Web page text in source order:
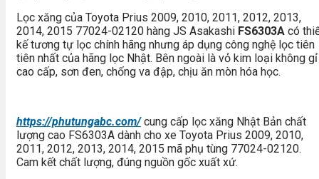
Lọc xăng của Toyota Prius 2009, 2010, 2011, 2012, 2013,
2014, 2015 77024-02120 hàng JS Asakashi FS6303A có
kế tương tự lọc chính hãng nhưng áp dụng công nghệ lọc tiên
tiên nhất của hãng lọc Nhật. Bên ngoài là vỏ kim loại không gỉ
cao cấp, sơn đen, chống va đập, chịu ăn mòn hóa học.
https://phutungabc.com/cung cấp lọc xăng Nhật Bản chất
lượng cao FS6303A dành cho xe Toyota Prius 2009, 2010,
2011, 2012, 2013, 2014, 2015 mã phụ tùng 77024-02120.
Cam kết chất lượng, đúng nguồn gốc xuất xứ.